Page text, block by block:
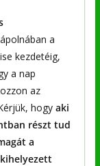
a
kezdetéig,
a nap
az
hogy aki
részt tud
a